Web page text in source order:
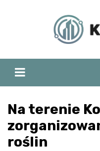
Na terenie
roślin